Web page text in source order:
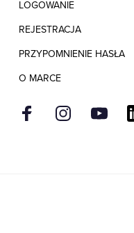
LOGOWANIE
REJESTRACJA
PRZYPOMNIENIE HASŁA
O MARCE